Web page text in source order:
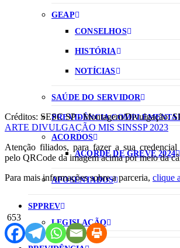
GEAP
CONSELHOS
HISTÓRIA
NOTÍCIAS
SAÚDE DO SERVIDOR
PREVIDÊNCIA
ACORDOS
ACORDE DE GREVE 2024
APOSENTADOS
SPPREV
LEGISLAÇÃO
Créditos: SESC SP - Montagem/Divulgação:
ARTE DIVULGAÇÃO MIS SINSSP 2023
Atenção filiados, para fazer a sua
pelo QRCode da imagem acima por meio da
Para mais informações sobre a parceria, clique
653